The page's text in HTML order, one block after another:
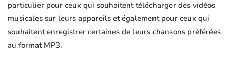
particulier pour ceux qui souhaitent télécharger des vidéos
musicales sur leurs appareils et également pour ceux qui
souhaitent enregistrer certaines de leurs chansons préférées
au format MP3.